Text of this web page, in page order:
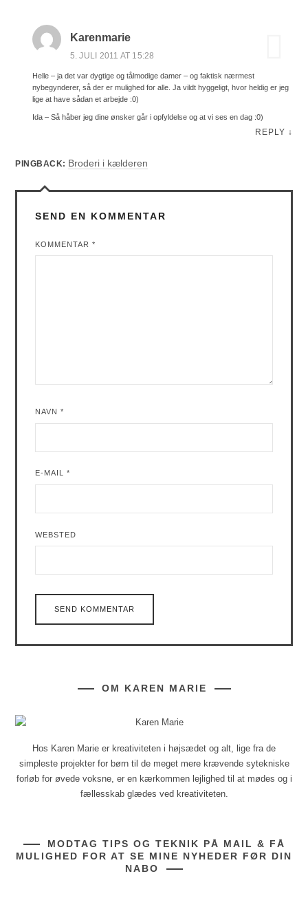
Karenmarie
5. JULI 2011 AT 15:28
Helle – ja det var dygtige og tålmodige damer – og faktisk nærmest
nybegynderer, så der er mulighed for alle. Ja vildt hyggeligt, hvor heldig er jeg
lige at have sådan et arbejde :0)
Ida – Så håber jeg dine ønsker går i opfyldelse og at vi ses en dag :0)
REPLY ↓
PINGBACK: Broderi i kælderen
SEND EN KOMMENTAR
KOMMENTAR*
NAVN*
E-MAIL*
WEBSTED
OM KAREN MARIE
Hos Karen Marie er kreativiteten i højsædet og alt, lige fra de
simpleste projekter for børn til de meget mere krævende sytekniske
forløb for øvede voksne, er en kærkommen lejlighed til at mødes og i
fællesskab glædes ved kreativiteten.
MODTAG TIPS OG TEKNIK PÅ MAIL & FÅ
MULIGHED FOR AT SE MINE NYHEDER FØR DIN
NABO